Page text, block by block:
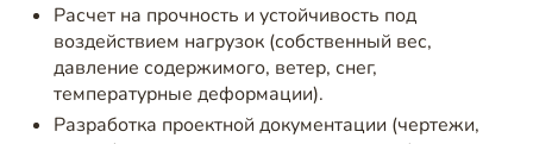
Расчет на прочность и устойчивость под
воздействием нагрузок (собственный вес,
давление содержимого, ветер, снег,
температурные деформации).
Разработка проектной документации (чертежи,